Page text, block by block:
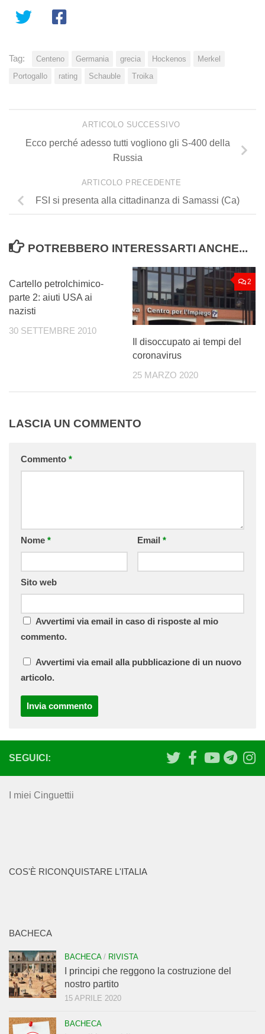
Tag: Centeno Germania grecia Hockenos
Merkel
Portogallo
rating Schauble Troika
ARTICOLO SUCCESSIVO
Ecco perché adesso tutti vogliono gli S-400 della
Russia
ARTICOLO PRECEDENTE
FSI si presenta alla cittadinanza di Samassi (Ca)
POTREBBERO INTERESSARTI ANCHE...
Cartello petrolchimico-
parte 2: aiuti USA ai
nazisti
30 SETTEMBRE 2010
2
Il disoccupato ai tempi del
coronavirus
25 MARZO 2020
LASCIA UN COMMENTO
Commento *
Nome * Email *
Sito web
Avvertimi via email in caso di risposte al mio
commento.
Avvertimi via email alla pubblicazione di un nuovo
articolo.
SEGUICI:
I miei Cinguettii
COS'È RICONQUISTARE L'ITALIA
BACHECA
BACHECA/ RIVISTA
I principi che reggono la costruzione del
nostro partito
15 APRILE 2020
BACHECA